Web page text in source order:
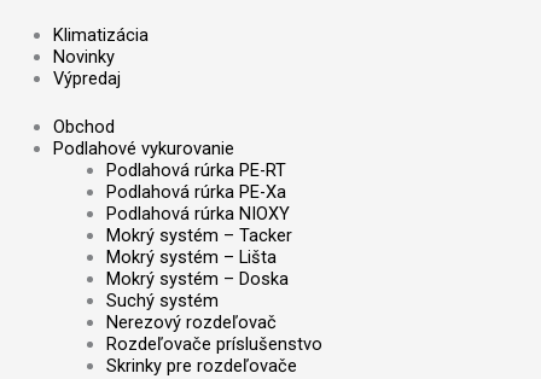
Klimatizácia
Novinky
Výpredaj
Obchod
Podlahové vykurovanie
Podlahová rúrka PE-RT
Podlahová rúrka PE-Xa
Podlahová rúrka NIOXY
Mokrý systém – Tacker
Mokrý systém – Lišta
Mokrý systém – Doska
Suchý systém
Nerezový rozdeľovač
Rozdeľovače príslušenstvo
Skrinky pre rozdeľovače